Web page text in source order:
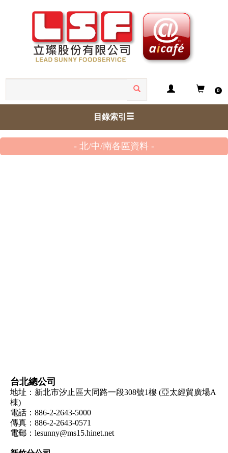
0
目錄索引
- 北/中/南各區資料 -
台北總公司
地址：新北市汐止區大同路一段308號1樓 (亞太經貿廣場A
棟)
電話：886-2-2643-5000
傳真：886-2-2643-0571
電郵： lesunny@ms15.hinet.net